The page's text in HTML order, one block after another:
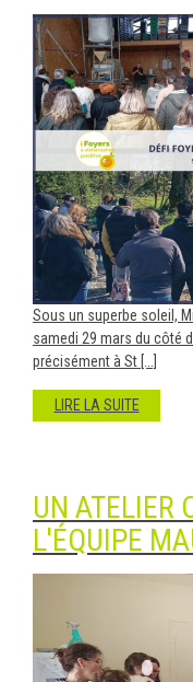
Sous un superbe soleil,
samedi 29 mars du côté
précisément à St [...]
LIRE LA SUITE
UN ATELIER
L'ÉQUIPE